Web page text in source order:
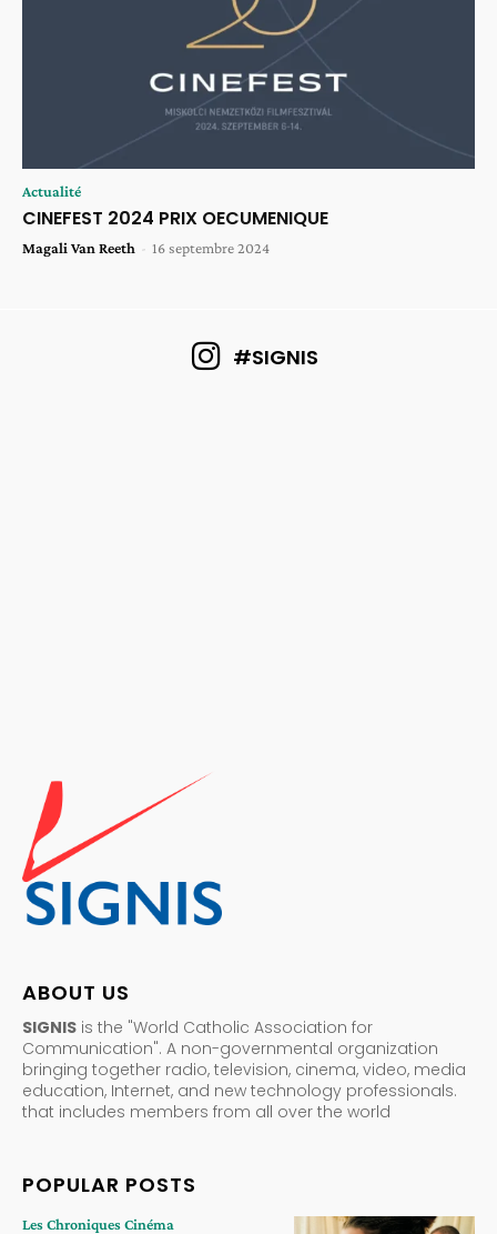
Actualité
CINEFEST 2024 PRIX OECUMENIQUE
Magali Van Reeth - 16 septembre 2024
#SIGNIS
ABOUT US
SIGNIS is the "World Catholic Association for
Communication". A non-governmental organization
bringing together radio, television, cinema, video, media
education, Internet, and new technology professionals.
that includes members from all over the world
POPULAR POSTS
Les Chroniques Cinéma